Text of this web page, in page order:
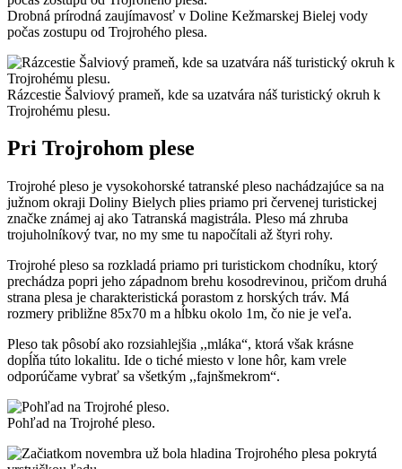
Drobná prírodná zaujímavosť v Doline Kežmarskej Bielej vody
počas zostupu od Trojrohého plesa.
Rázcestie Šalviový prameň, kde sa uzatvára náš turistický okruh k
Trojrohému plesu.
Pri Trojrohom plese
Trojrohé pleso je vysokohorské tatranské pleso nachádzajúce sa na
južnom okraji Doliny Bielych plies priamo pri červenej turistickej
značke známej aj ako Tatranská magistrála. Pleso má zhruba
trojuholníkový tvar, no my sme tu napočítali až štyri rohy.
Trojrohé pleso sa rozkladá priamo pri turistickom chodníku, ktorý
prechádza popri jeho západnom brehu kosodrevinou, pričom druhá
strana plesa je charakteristická porastom z horských tráv. Má
rozmery približne 85x70 m a hĺbku okolo 1m, čo nie je veľa.
Pleso tak pôsobí ako rozsiahlejšia ,,mláka“, ktorá však krásne
dopĺňa túto lokalitu. Ide o tiché miesto v lone hôr, kam vrele
odporúčame vybrať sa všetkým ,,fajnšmekrom“.
Pohľad na Trojrohé pleso.